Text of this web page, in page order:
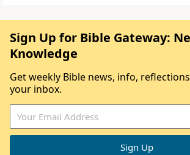
Sign Up for Bible Gateway:
Knowledge
Get weekly Bible news, info,
your inbox.